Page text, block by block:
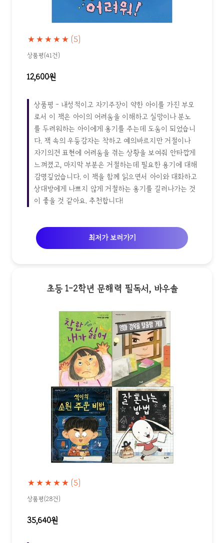
★★★★★ (5)
상품평(41건)
12,600원
상품평 - 내성적이고 자기주장이 약한 아이를 가진 부모
로서 이 책은 아이의 어려움을 이해하고 실망이나 분노
를 두려워하는 아이에게 용기를 주는데 도움이 되었습니
다. 책 속의 우등감자는 착하고 예의바르지만 거절이나
자기의견 표현에 어려움을 겪는 상황을 보여줘 안타깝게
느껴졌고, 마지막 부분은 거절하는데 필요한 용기에 대해
감명깊었습니다. 이 책을 함께 읽으면서 아이와 대화하고
상대방에게 나쁘지 않게 거절하는 용기를 길러나가는 것
이 좋을 것 같아요. 추천합니다!
최저가 보러가기
초등 1-2학년 문해력 필독서, 바우솔
★★★★★ (5)
상품평(28건)
35,640원